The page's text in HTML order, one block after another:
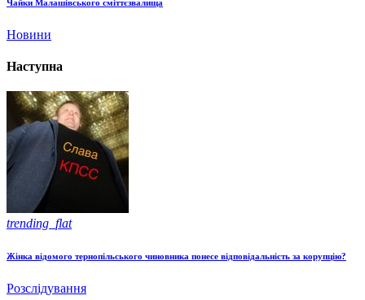
Чайки Малашівського сміттєзвалища
Новини
Наступна
trending_flat
Жінка відомого тернопільського чиновника понесе відповідальність за корупцію?
Розслідування